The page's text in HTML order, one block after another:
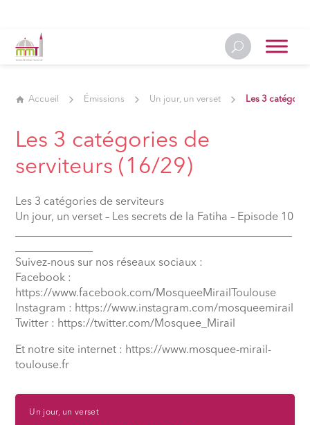
Accueil Émissions Un jour, un verset Les 3
Les 3 catégories de
serviteurs (16/29)
Les 3 catégories de serviteurs
Un jour, un verset – Les secrets de la Fatiha – Episode 10
Suivez-nous sur nos réseaux sociaux :
Facebook :
https://www.facebook.com/MosqueeMirailToulouse
Instagram : https://www.instagram.com/mosqueemirail
Twitter : https://twitter.com/Mosquee_Mirail
Et notre site internet : https://www.mosquee-mirail-
toulouse.fr
Un jour, un verset